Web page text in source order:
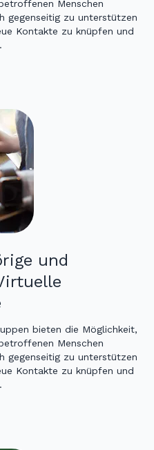
Menschen
gegenseitig zu unterstützen
Kontakte zu knüpfen und
und
bieten die Möglichkeit,
Menschen
gegenseitig zu unterstützen
Kontakte zu knüpfen und